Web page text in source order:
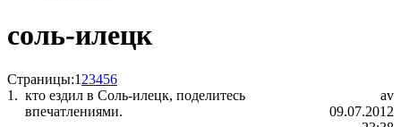
соль-илецк
Страницы:1 23456
1. кто ездил в Соль-илецк, поделитесь
впечатлениями.
av
09.07.2012